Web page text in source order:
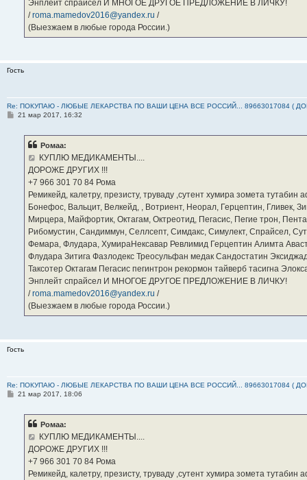
Энплейт спрайсел И МНОГОЕ ДРУГОЕ ПРЕДЛОЖЕНИЕ В ЛИЧКУ!
/roma.mamedov2016@yandex.ru /
(Выезжаем в любые города России.)
Гость
Re: ПОКУПАЮ - ЛЮБЫЕ ЛЕКАРСТВА ПО ВАШИ ЦЕНА ВСЕ РОССИЙ... 89663017084 (
С21 мар 2017, 16:32
Ромаа:
КУПЛЮ МЕДИКАМЕНТЫ....
ДОРОЖЕ ДРУГИХ !!!
‪+7 966 301 70 84‬ Рома
Ремикейд, калетру, презисту, труваду ,сутент хумира зомета
Бонефос, Вальцит, Велкейд, , Вотриент, Неорал, Герцептин, Гливек,
Мирцера, Майфортик, Октагам, Октреотид, Пегасис, Пегие трон,
Рибомустин, Сандиммун, Селлсепт, Симдакс, Симулект, Спрайсел,
Фемара, Флудара, ХумираНексавар Ревлимид Герцептин Алимта
Флудара Зитига Фазлодекс Треосульфан медак Сандостатин
Таксотер Октагам Пегасис пегинтрон рекормон тайверб тасигна
Энплейт спрайсел И МНОГОЕ ДРУГОЕ ПРЕДЛОЖЕНИЕ В ЛИЧКУ!
/roma.mamedov2016@yandex.ru /
(Выезжаем в любые города России.)
Гость
Re: ПОКУПАЮ - ЛЮБЫЕ ЛЕКАРСТВА ПО ВАШИ ЦЕНА ВСЕ РОССИЙ... 89663017084 (
С21 мар 2017, 18:06
Ромаа:
КУПЛЮ МЕДИКАМЕНТЫ....
ДОРОЖЕ ДРУГИХ !!!
‪+7 966 301 70 84‬ Рома
Ремикейд, калетру, презисту, труваду ,сутент хумира зомета